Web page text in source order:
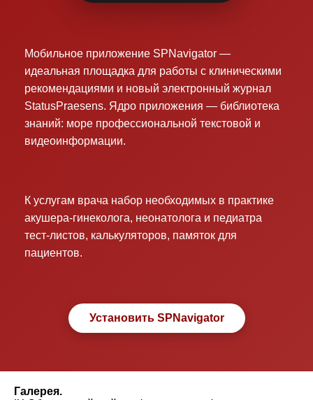
Мобильное приложение SPNavigator —
идеальная площадка для работы с клиническими
рекомендациями и новый электронный журнал
StatusPraesens. Ядро приложения — библиотека
знаний: море профессиональной текстовой и
видеоинформации.
К услугам врача набор необходимых в практике
акушера-гинеколога, неонатолога и педиатра
тест-листов, калькуляторов, памяток для
пациентов.
Установить SPNavigator
Галерея.